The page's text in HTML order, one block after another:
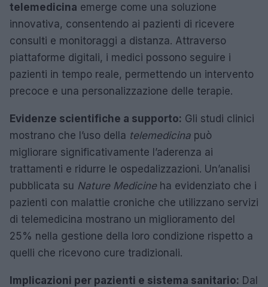
telemedicina emerge come una soluzione
innovativa, consentendo ai pazienti di ricevere
consulti e monitoraggi a distanza. Attraverso
piattaforme digitali, i medici possono seguire i
pazienti in tempo reale, permettendo un intervento
precoce e una personalizzazione delle terapie.
Evidenze scientifiche a supporto: Gli studi clinici
mostrano che l’uso della telemedicina può
migliorare significativamente l’aderenza ai
trattamenti e ridurre le ospedalizzazioni. Un’analisi
pubblicata su Nature Medicineha evidenziato che i
pazienti con malattie croniche che utilizzano servizi
di telemedicina mostrano un miglioramento del
25% nella gestione della loro condizione rispetto a
quelli che ricevono cure tradizionali.
Implicazioni per pazienti e sistema sanitario: Dal